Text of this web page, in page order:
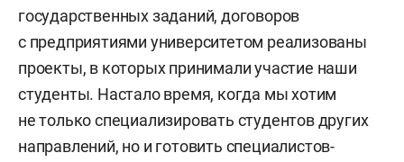
государственных заданий, договоров
с предприятиями университетом реализованы
проекты, в которых принимали участие наши
студенты. Настало время, когда мы хотим
не только специализировать студентов других
направлений, но и готовить специалистов-